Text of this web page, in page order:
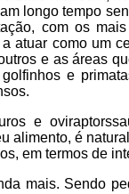
longo tempo
com os
atuar como um
e as áreas
e
e
alimento, é
em termos de
mais. Sendo